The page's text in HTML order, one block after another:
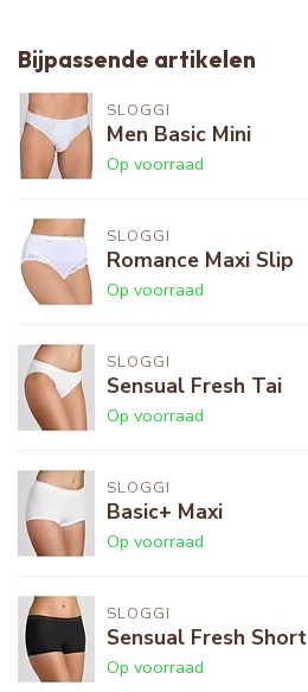
Bijpassende artikelen
SLOGGI
Men Basic Mini
Op voorraad
SLOGGI
Romance Maxi Slip
Op voorraad
SLOGGI
Sensual Fresh Tai
Op voorraad
SLOGGI
Basic+ Maxi
Op voorraad
SLOGGI
Sensual Fresh Short
Op voorraad